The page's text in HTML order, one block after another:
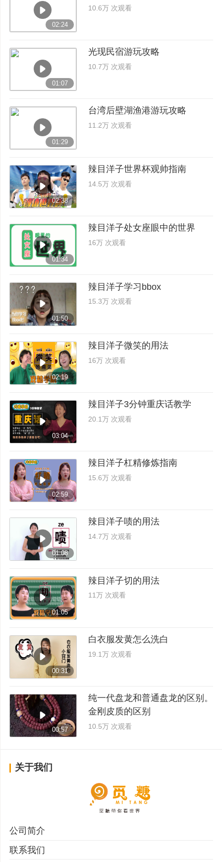
10.6万 次观看
02:24
光现民宿游玩攻略
10.7万 次观看
01:07
台湾后壁湖渔港游玩攻略
11.2万 次观看
01:29
辣目洋子世界杯观帅指南
14.5万 次观看
02:38
辣目洋子处女座眼中的世界
16万 次观看
01:34
辣目洋子学习bbox
15.3万 次观看
01:50
辣目洋子微笑的用法
16万 次观看
02:19
辣目洋子3分钟重庆话教学
20.1万 次观看
03:04
辣目洋子杠精修炼指南
15.6万 次观看
02:59
辣目洋子啧的用法
14.7万 次观看
01:08
辣目洋子切的用法
11万 次观看
01:05
白衣服发黄怎么洗白
19.1万 次观看
00:31
纯一代盘龙和普通盘龙的区别。
金刚皮质的区别
10.5万 次观看
00:57
关于我们
公司简介
联系我们